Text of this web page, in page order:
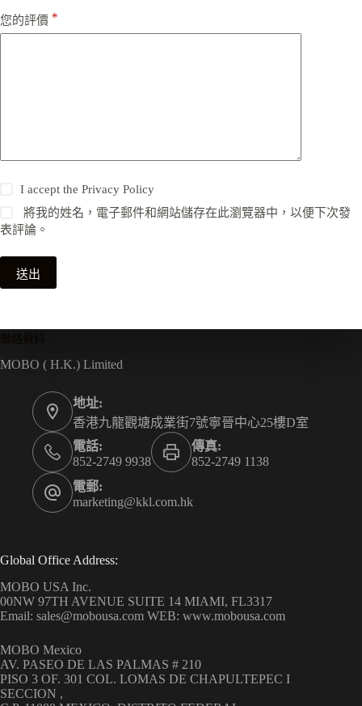
您的評價 *
I accept thePrivacy Policy
將我的姓名，電子郵件和網站儲存在此瀏覽器中，以便下次發
表評論。
送出
MOBO ( H.K.) Limited
地址:
香港九龍觀塘成業街7號寧晉中心25樓D室
電話:
852-2749 9938
傳真:
852-2749 1138
電郵:
marketing@kkl.com.hk
Global Office Address:
MOBO USA Inc.
00NW 97TH AVENUE SUITE 14 MIAMI, FL3317
Email: sales@mobousa.com WEB: www.mobousa.com
MOBO Mexico
AV. PASEO DE LAS PALMAS # 210
PISO 3 OF. 301 COL. LOMAS DE CHAPULTEPEC I
SECCION ,